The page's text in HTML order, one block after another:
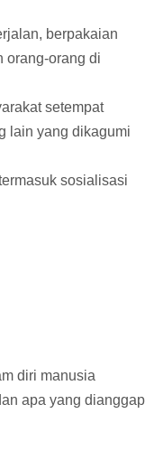
berpakaian
orang-orang di
setempat
lain yang dikagumi
sosialisasi
diri manusia
apa yang dianggap